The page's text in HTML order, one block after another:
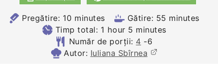
Pregătire: 10minutes
minutes Gătire: 55 minutes
minutes
Timp total: 1 hour
hour 5 minutes
minutes
Număr de porții: 4 -6
Autor: Iuliana Sbîrnea